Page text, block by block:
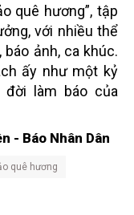
quê hương”, tập
với nhiều thể
báo ảnh, ca khúc.
ấy như một kỷ
đời làm báo của
- Báo Nhân Dân
quê hương